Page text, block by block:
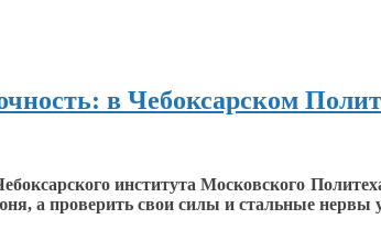
в Чебоксарском
института Московского
а проверить свои силы и стальные нервы